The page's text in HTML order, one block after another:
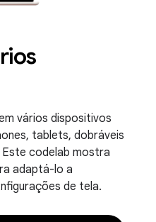
vários dispositivos
tablets, dobráveis
codelab mostra
adaptá-lo a
de tela.